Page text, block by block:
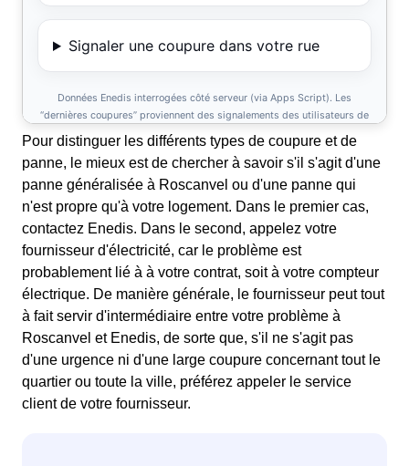
Pour distinguer les différents types de coupure et de
panne, le mieux est de chercher à savoir s'il s'agit d'une
panne généralisée à Roscanvel ou d'une panne qui
n'est propre qu'à votre logement. Dans le premier cas,
contactez Enedis. Dans le second, appelez votre
fournisseur d'électricité, car le problème est
probablement lié à à votre contrat, soit à votre compteur
électrique. De manière générale, le fournisseur peut tout
à fait servir d'intermédiaire entre votre problème à
Roscanvel et Enedis, de sorte que, s'il ne s'agit pas
d'une urgence ni d'une large coupure concernant tout le
quartier ou toute la ville, préférez appeler le service
client de votre fournisseur.